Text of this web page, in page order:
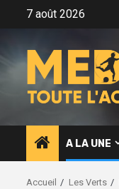
7 août 2026
A LA UNE
Accueil Les Verts